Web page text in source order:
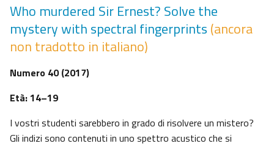
Who murdered Sir Ernest? Solve the
mystery with spectral fingerprints (ancora
non tradotto in italiano)
Numero 40 (2017)
Età: 14–19
I vostri studenti sarebbero in grado di risolvere un mistero?
Gli indizi sono contenuti in uno spettro acustico che si